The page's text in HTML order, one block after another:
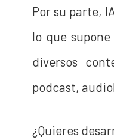
Por su parte,
lo que
diversos
podcast,
¿Quieres